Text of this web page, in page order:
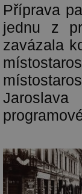
Příprava
jednu z
zavázala